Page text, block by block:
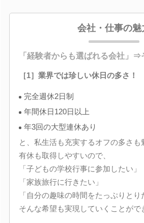
会社・仕事の魅
「経験者からも選ばれる会社」⇒
［1］業界では珍しい休日の多さ！
完全週休2日制
年間休日120日以上
年3回の大型連休あり
と、私生活も充実するオフの多さも
有休も取得しやすいので、
「子どもの学校行事に参加したい」
「家族旅行に行きたい」
「自分の趣味の時間をたっぷりとり
そんな希望も実現していくことが